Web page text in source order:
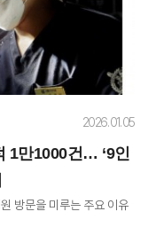
2026. 01. 05
1만1000건… ‘9인
방문을 미루는 주요 이유